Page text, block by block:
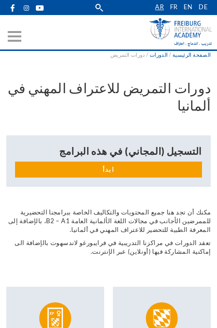
Skip
navigation
DE
EN
FR
AR
الصفحة الرئيسية الدورات دورات التمريض
دورات التمريض للاعتراف المهني في
ألمانيا
التسجيل (المجاني) في هذه البرامج
ابدأ
مكنك أن تجد هنا جميع المحتويات والتكاليف الخاصة ببرامجنا التحضيرية
للممرضين الأجانب في مجالات اللغة الألمانية العامة B2 – A1 ، بالإضافة إلى
المعرفة الطبية للتحضير للاعتراف المهني في ألمانيا.
تعقد الدورات في مراكزنا التدريبية في فرايبورغو لاندسهوت بالإضافة الى
إماكنية المشاركة فيها (أونلاين) عبر الإنترنت.